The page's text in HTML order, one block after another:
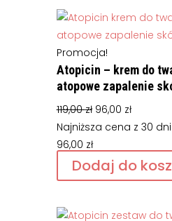
Promocja!
Atopicin – krem do
atopowe zapalenie
119,00zł Pierwotna
cena
119,00 zł.
96,00 złAktualna
cena
96,00 zł.
Najniższa cena z 30
96,00 zł
Dodaj do